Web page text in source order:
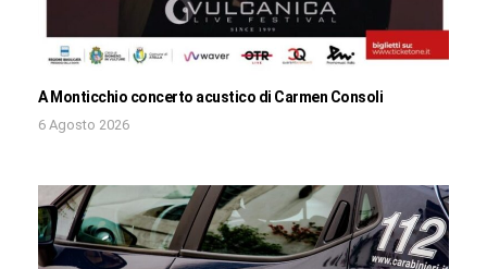
A Monticchio concerto acustico di Carmen Consoli
6 Agosto 2026